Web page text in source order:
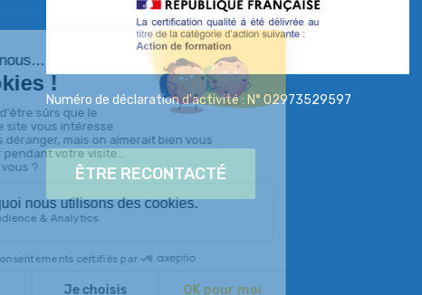
Numéro de déclaration d'activité : N° 02973529597
ÊTRE RECONTACTÉ